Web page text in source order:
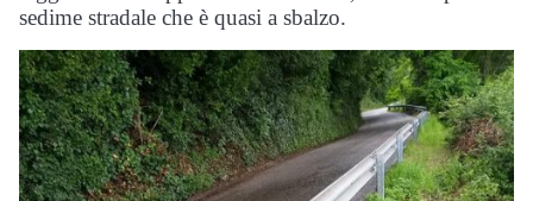
sedime stradale che è quasi a sbalzo.